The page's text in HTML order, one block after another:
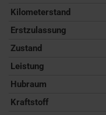
Kilometerstand
Erstzulassung
Zustand
Leistung
Hubraum
Kraftstoff